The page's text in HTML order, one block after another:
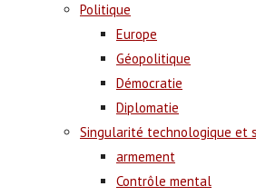
Politique
Europe
Géopolitique
Démocratie
Diplomatie
Singularité technologique et
armement
Contrôle mental